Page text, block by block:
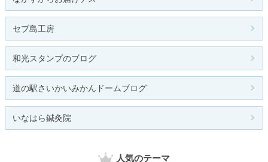
セブ島工房
和光スタンプのブログ
道の駅さいかいみかんドームブログ
いなはら鍼灸院
人気のテーマ